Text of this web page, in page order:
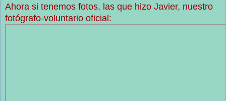
Ahora si tenemos fotos, las que hizo Javier, nuestro
fotógrafo-voluntario oficial: